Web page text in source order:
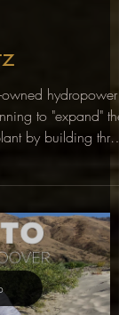
owned hydropower
to "expand" the
by building three